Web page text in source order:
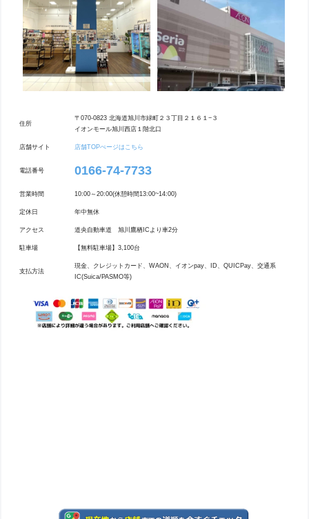
住所
〒070-0823 北海道旭川市緑町２３丁目２１６１−３
イオンモール旭川西店１階北口
店舗サイト 店舗TOPぺージはこちら
電話番号 0166-74-7733
営業時間 10:00～20:00(休憩時間13:00~14:00)
定休日 年中無休
アクセス 道央自動車道 旭川鷹栖ICより車2分
駐車場 【無料駐車場】3,100台
支払方法
現金、クレジットカード、WAON、イオンpay、ID、QUICPay、交通系
IC(Suica/PASMO等)